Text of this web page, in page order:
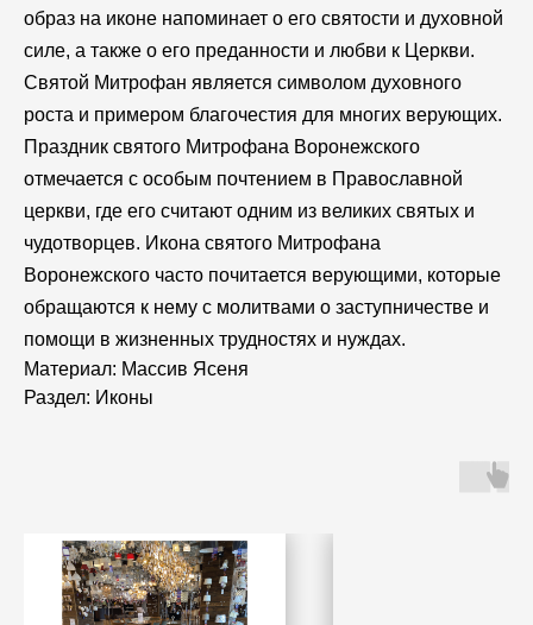
образ на иконе напоминает о его святости и духовной
силе, а также о его преданности и любви к Церкви.
Святой Митрофан является символом духовного
роста и примером благочестия для многих верующих.
Праздник святого Митрофана Воронежского
отмечается с особым почтением в Православной
церкви, где его считают одним из великих святых и
чудотворцев. Икона святого Митрофана
Воронежского часто почитается верующими, которые
обращаются к нему с молитвами о заступничестве и
помощи в жизненных трудностях и нуждах.
Материал: Массив Ясеня
Раздел: Иконы